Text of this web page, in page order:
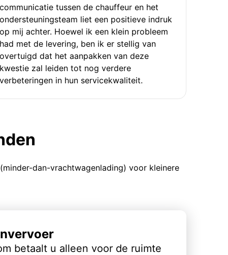
communicatie tussen de chauffeur en het
ondersteuningsteam liet een positieve indruk
op mij achter. Hoewel ik een klein probleem
had met de levering, ben ik er stellig van
overtuigd dat het aanpakken van deze
kwestie zal leiden tot nog verdere
verbeteringen in hun servicekwaliteit.
dan-vrachtwagenlading) voor kleinere
betaalt u alleen voor de ruimte